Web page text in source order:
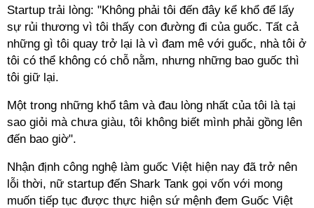
Startup trải lòng: "Không phải tôi đến đây kể khổ để lấy
sự rủi thương vì tôi thấy con đường đi của guốc. Tất cả
những gì tôi quay trở lại là vì đam mê với guốc, nhà tôi ở
tôi có thể không có chỗ nằm, nhưng những bao guốc thì
tôi giữ lại.
Một trong những khổ tâm và đau lòng nhất của tôi là tại
sao giỏi mà chưa giàu, tôi không biết mình phải gồng lên
đến bao giờ".
Nhận định công nghệ làm guốc Việt hiện nay đã trở nên
lỗi thời, nữ startup đến Shark Tank gọi vốn với mong
muốn tiếp tục được thực hiện sứ mệnh đem Guốc Việt